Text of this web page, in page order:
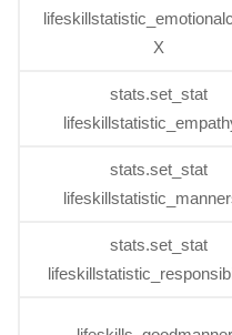
X
stats.set_stat
stats.set_stat
stats.set_stat